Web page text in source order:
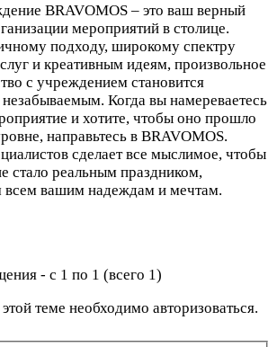
BRAVOMOS – это ваш верный
мероприятий в столице.
подходу, широкому спектру
и креативным идеям, произвольное
с учреждением становится
Когда вы намереваетесь
и хотите, чтобы оно прошло
направьтесь в BRAVOMOS.
сделает все мыслимое, чтобы
стало реальным праздником,
вашим надеждам и мечтам.
- с 1 по 1 (всего 1)
теме необходимо авторизоваться.